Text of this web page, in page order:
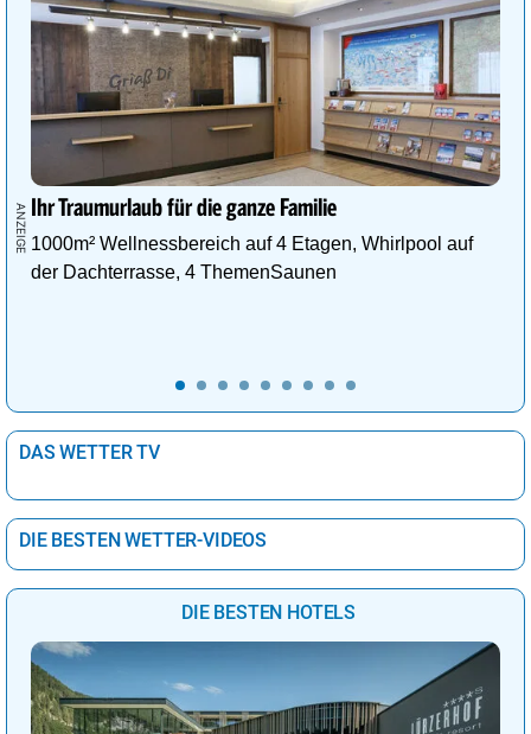
Ihr Traumurlaub für die ganze Familie
1000m² Wellnessbereich auf 4 Etagen, Whirlpool auf
der Dachterrasse, 4 ThemenSaunen
DAS WETTER TV
DIE BESTEN WETTER-VIDEOS
DIE BESTEN HOTELS